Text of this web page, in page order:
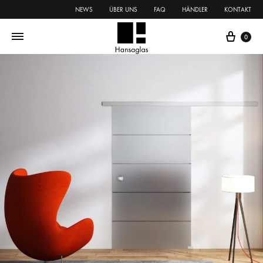
NEWS ÜBER UNS FAQ HÄNDLER KONTAKT
0